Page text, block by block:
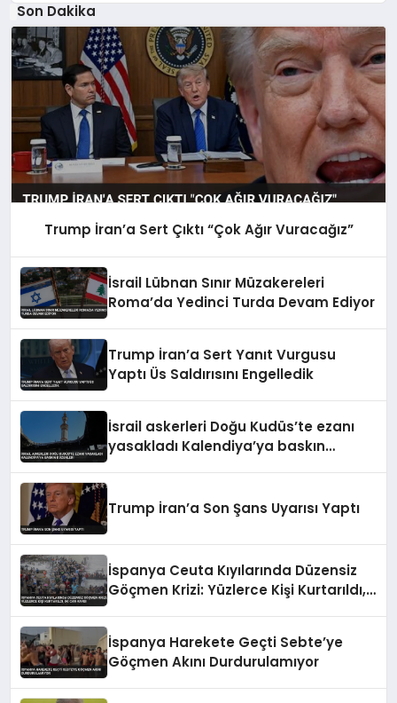
Son Dakika
Trump İran’a Sert Çıktı “Çok Ağır Vuracağız”
İsrail Lübnan Sınır Müzakereleri
Roma’da Yedinci Turda Devam Ediyor
Trump İran’a Sert Yanıt Vurgusu
Yaptı Üs Saldırısını Engelledik
İsrail askerleri Doğu Kudüs’te ezanı
yasakladı Kalendiya’ya baskın
Trump İran’a Son Şans Uyarısı Yaptı
İspanya Ceuta Kıyılarında Düzensiz
Göçmen Krizi: Yüzlerce Kişi Kurtarıldı,
İspanya Harekete Geçti Sebte’ye
Göçmen Akını Durdurulamıyor